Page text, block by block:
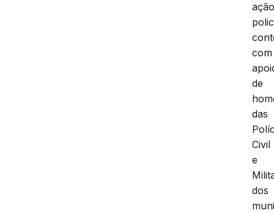
com
de
das
Civil
e
dos